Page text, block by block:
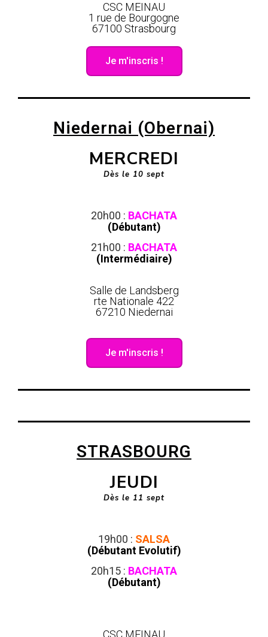
CSC MEINAU
1 rue de Bourgogne
67100 Strasbourg
Je m'inscris !
Niedernai (Obernai)
MERCREDI
Dès le 10 sept
20h00 : BACHATA
(Débutant)
21h00 : BACHATA
(Intermédiaire)
Salle de Landsberg
rte Nationale 422
67210 Niedernai
Je m'inscris !
STRASBOURG
JEUDI
Dès le 11 sept
19h00 : SALSA
(Débutant Evolutif)
20h15 : BACHATA
(Débutant)
CSC MEINAU